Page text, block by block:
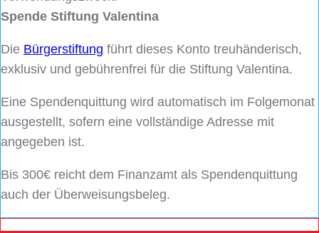
Spende Stiftung Valentina
Die Bürgerstiftung führt dieses Konto treuhänderisch,
exklusiv und gebührenfrei für die Stiftung Valentina.
Eine Spendenquittung wird automatisch im Folgemonat
ausgestellt, sofern eine vollständige Adresse mit
angegeben ist.
Bis 300€ reicht dem Finanzamt als Spendenquittung
auch der Überweisungsbeleg.